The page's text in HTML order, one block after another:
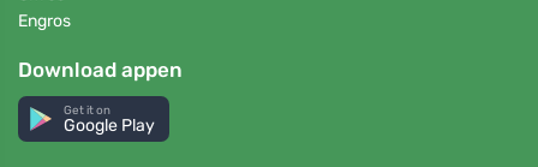
Engros
Download appen
Get it on
Google Play